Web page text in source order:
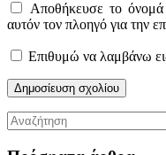
Αποθήκευσε το
αυτόν τον πλοηγό για την
Επιθυμώ να λαμβάνω